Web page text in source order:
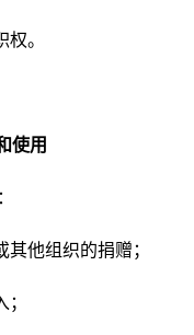
。
使用
其他组织的捐赠；